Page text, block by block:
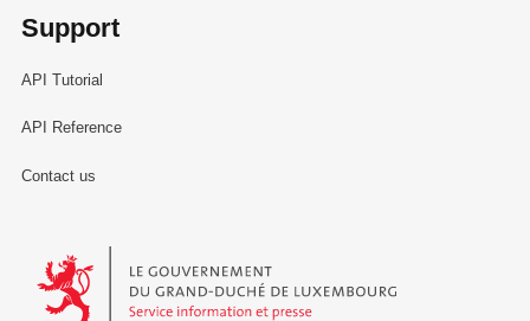
Support
API Tutorial
API Reference
Contact us
Le Gouvernement du Grand-Duché de Luxembourg - Service